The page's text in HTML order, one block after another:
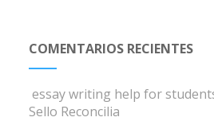
COMENTARIOS RECIENTES
essay writing help for
Sello Reconcilia